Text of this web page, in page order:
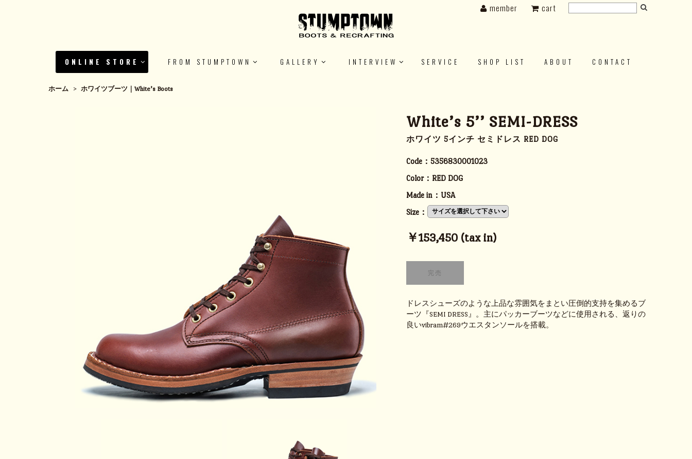
ONLINE STORE FROM STUMPTOWN GALLERY INTERVIEW SERVICE SHOP LIST ABOUT CONTACT
member cart
ホーム > ホワイツブーツ｜White’s Boots
White’s 5’’ SEMI-DRESS
ホワイツ 5インチ セミドレス RED DOG
Code： 5356830001023
Color： RED DOG
Made in： USA
Size：
￥153,450 (tax in)
ドレスシューズのような上品な雰囲気をまとい圧倒的支持を集めるブ
ーツ『SEMI DRESS』。主にパッカーブーツなどに使用される、返りの
良いvibram#269ウエスタンソールを搭載。